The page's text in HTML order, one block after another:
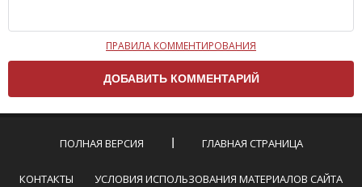
Чтобы ваш комментарий был опубликован на сайте,
вам нужно придерживаться следующих правил:
Комментарий не может быть слишком
короткой — избегайте односложных и чисто
эмоциональных высказываний.
Не стоит отклоняться от предмета обсуждения.
Пожалуйста, не используйте в комментарие
ПРАВИЛА КОММЕНТИРОВАНИЯ
ПОЛНАЯ ВЕРСИЯ ГЛАВНАЯ СТРАНИЦА
КОНТАКТЫ УСЛОВИЯ ИСПОЛЬЗОВАНИЯ МАТЕРИАЛОВ САЙТА